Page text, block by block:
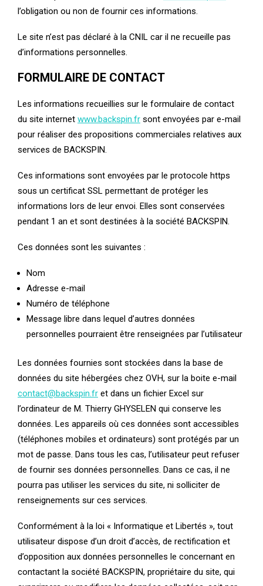
l’obligation ou non de fournir ces informations.
Le site n’est pas déclaré à la CNIL car il ne recueille pas
d’informations personnelles.
FORMULAIRE DE CONTACT
Les informations recueillies sur le formulaire de contact
du site internet www.backspin.fr sont envoyées par e-mail
pour réaliser des propositions commerciales relatives aux
services de BACKSPIN.
Ces informations sont envoyées par le protocole https
sous un certificat SSL permettant de protéger les
informations lors de leur envoi. Elles sont conservées
pendant 1 an et sont destinées à la société BACKSPIN.
Ces données sont les suivantes :
Nom
Adresse e-mail
Numéro de téléphone
Message libre dans lequel d’autres données
personnelles pourraient être renseignées par l’utilisateur
Les données fournies sont stockées dans la base de
données du site hébergées chez OVH, sur la boite e-mail
contact@backspin.fr et dans un fichier Excel sur
l’ordinateur de M. Thierry GHYSELEN qui conserve les
données. Les appareils où ces données sont accessibles
(téléphones mobiles et ordinateurs) sont protégés par un
mot de passe. Dans tous les cas, l’utilisateur peut refuser
de fournir ses données personnelles. Dans ce cas, il ne
pourra pas utiliser les services du site, ni solliciter de
renseignements sur ces services.
Conformément à la loi « Informatique et Libertés », tout
utilisateur dispose d’un droit d’accès, de rectification et
d’opposition aux données personnelles le concernant en
contactant la société BACKSPIN, propriétaire du site, qui